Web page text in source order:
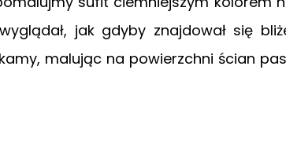
jak gdyby znajdował się
malując na powierzchni ścian